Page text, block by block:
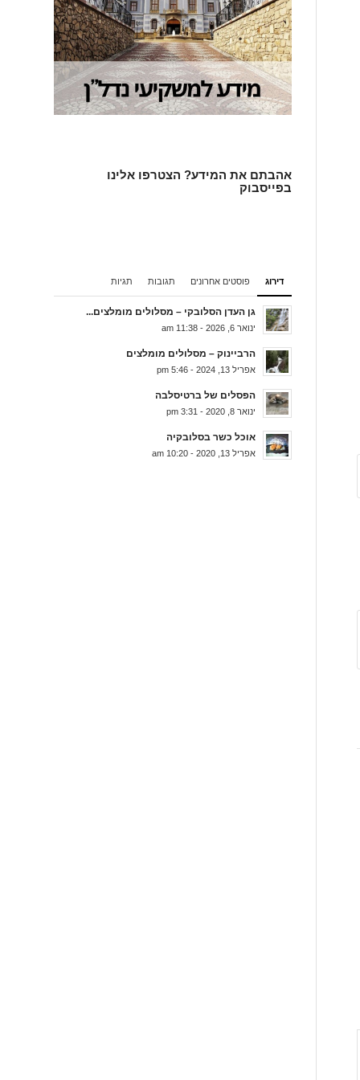
אהבתם את המידע? הצטרפו אלינו
בפייסבוק
דירוג פוסטים אחרונים תגובות תגיות
גן העדן הסלובקי – מסלולים מומלצים...
ינואר 6, 2026 - 11:38 am
הרביינוק – מסלולים מומלצים
אפריל 13, 2024 - 5:46 pm
הפסלים של ברטיסלבה
ינואר 8, 2020 - 3:31 pm
אוכל כשר בסלובקיה
אפריל 13, 2020 - 10:20 am